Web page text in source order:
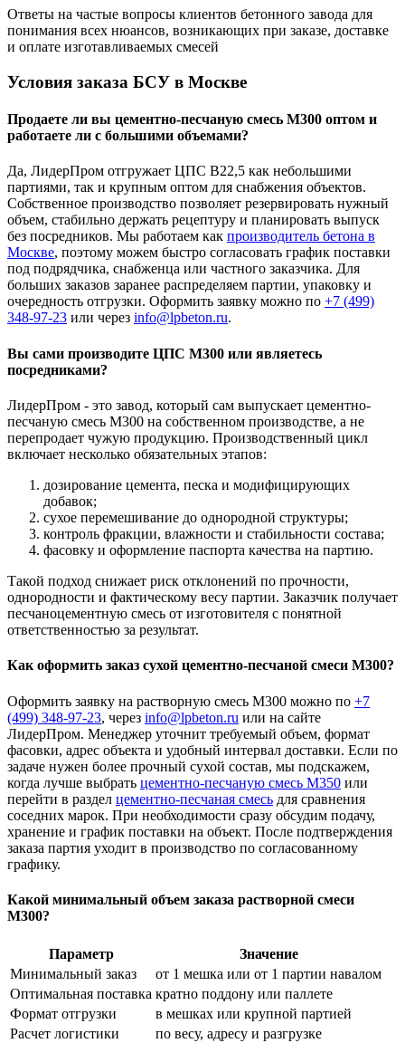
Ответы на частые вопросы клиентов бетонного завода для
понимания всех нюансов, возникающих при заказе, доставке
и оплате изготавливаемых смесей
Условия заказа БСУ в Москве
Продаете ли вы цементно-песчаную смесь М300 оптом и
работаете ли с большими объемами?
Да, ЛидерПром отгружает ЦПС В22,5 как небольшими
партиями, так и крупным оптом для снабжения объектов.
Собственное производство позволяет резервировать нужный
объем, стабильно держать рецептуру и планировать выпуск
без посредников. Мы работаем как производитель бетона в
Москве, поэтому можем быстро согласовать график поставки
под подрядчика, снабженца или частного заказчика. Для
больших заказов заранее распределяем партии, упаковку и
очередность отгрузки. Оформить заявку можно по +7 (499)
348-97-23 или через info@lpbeton.ru.
Вы сами производите ЦПС М300 или являетесь
посредниками?
ЛидерПром - это завод, который сам выпускает цементно-
песчаную смесь М300 на собственном производстве, а не
перепродает чужую продукцию. Производственный цикл
включает несколько обязательных этапов:
дозирование цемента, песка и модифицирующих
добавок;
сухое перемешивание до однородной структуры;
контроль фракции, влажности и стабильности состава;
фасовку и оформление паспорта качества на партию.
Такой подход снижает риск отклонений по прочности,
однородности и фактическому весу партии. Заказчик получает
песчаноцементную смесь от изготовителя с понятной
ответственностью за результат.
Как оформить заказ сухой цементно-песчаной смеси М300?
Оформить заявку на растворную смесь М300 можно по +7
(499) 348-97-23, через info@lpbeton.ru или на сайте
ЛидерПром. Менеджер уточнит требуемый объем, формат
фасовки, адрес объекта и удобный интервал доставки. Если по
задаче нужен более прочный сухой состав, мы подскажем,
когда лучше выбрать цементно-песчаную смесь М350 или
перейти в раздел цементно-песчаная смесь для сравнения
соседних марок. При необходимости сразу обсудим подачу,
хранение и график поставки на объект. После подтверждения
заказа партия уходит в производство по согласованному
графику.
Какой минимальный объем заказа растворной смеси
М300?
Параметр
Значение
Минимальный заказ
от 1 мешка или от 1 партии навалом
Оптимальная поставка кратно поддону или паллете
Формат отгрузки
в мешках или крупной партией
Расчет логистики
по весу, адресу и разгрузке